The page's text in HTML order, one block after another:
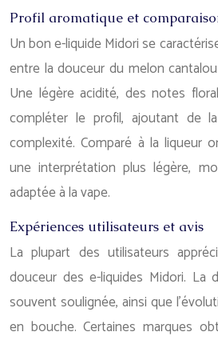
Profil aromatique et
Un bon e-liquide Midori se
entre la douceur du melon
Une légère acidité, des notes
compléter le profil, ajoutant de
complexité. Comparé à la liqueur
une interprétation plus légère,
adaptée à la vape.
Expériences utilisateurs et avis
La plupart des utilisateurs
douceur des e-liquides Midori. La
souvent soulignée, ainsi que
en bouche. Certaines marques